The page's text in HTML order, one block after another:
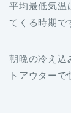
平均最低気
てくる時期で
朝晩の冷え込
トアウターで